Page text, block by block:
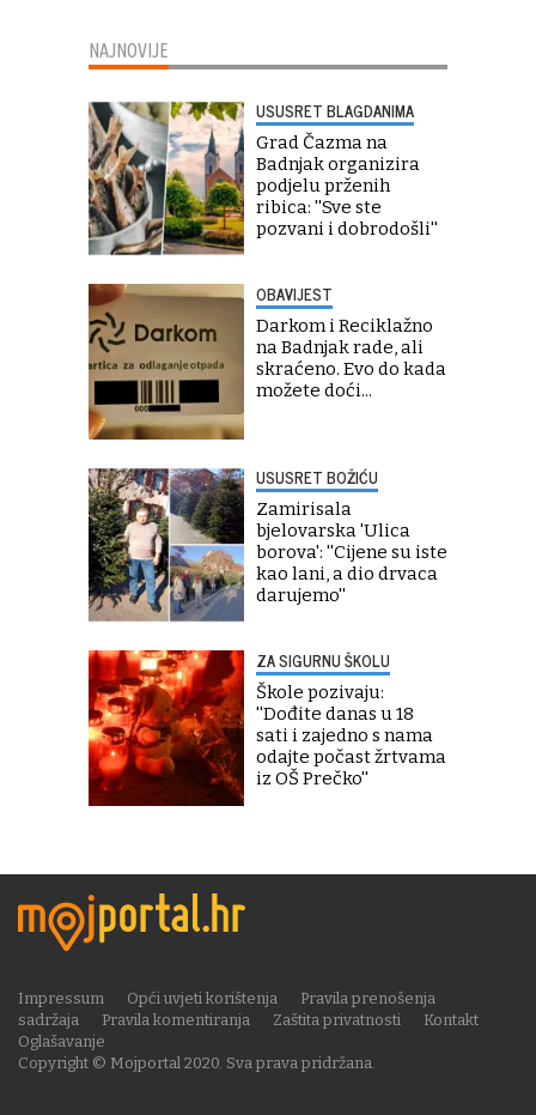
NAJNOVIJE
USUSRET BLAGDANIMA
Grad Čazma na
Badnjak organizira
podjelu prženih
ribica: ''Sve ste
pozvani i dobrodošli''
OBAVIJEST
Darkom i Reciklažno
na Badnjak rade, ali
skraćeno. Evo do kada
možete doći...
USUSRET BOŽIĆU
Zamirisala
bjelovarska 'Ulica
borova': ''Cijene su iste
kao lani, a dio drvaca
darujemo''
ZA SIGURNU ŠKOLU
Škole pozivaju:
''Dođite danas u 18
sati i zajedno s nama
odajte počast žrtvama
iz OŠ Prečko''
Copyright © Mojportal 2020. Sva prava pridržana.
Impressum Opći uvjeti korištenja
Pravila prenošenja
sadržaja
Pravila komentiranja Zaštita privatnosti
Kontakt
Oglašavanje